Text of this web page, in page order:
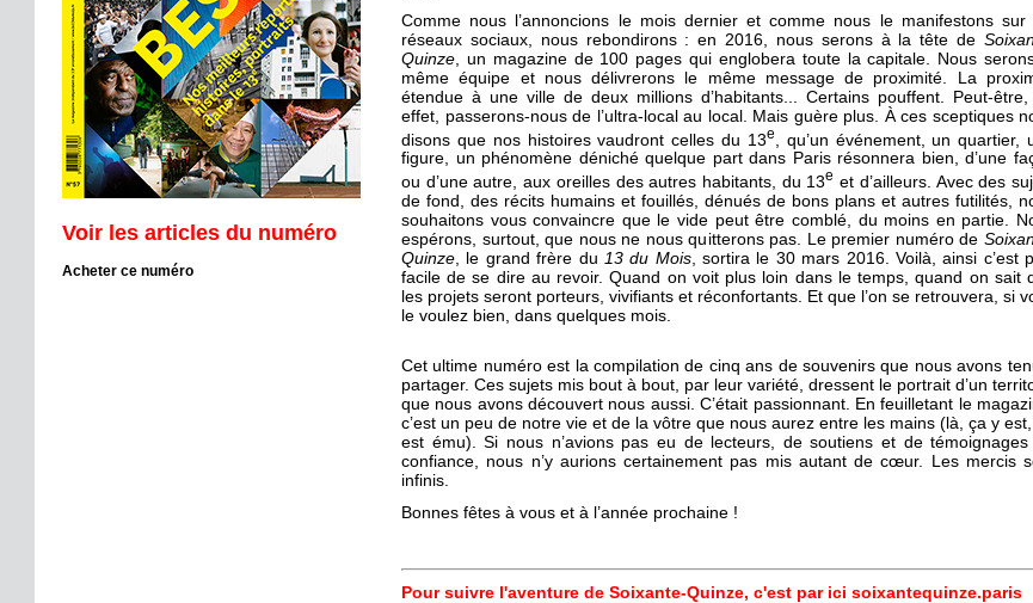
Voir les articles du numéro
Acheter ce numéro
Comme nous l’annoncions le mois dernier et comme nous le manifestons sur
réseaux sociaux, nous rebondirons : en 2016, nous serons à la tête de
Quinze , un magazine de 100 pages qui englobera toute la capitale. Nous
même équipe et nous délivrerons le même message de proximité. La
étendue à une ville de deux millions d’habitants... Certains pouffent. Peut-être,
effet, passerons-nous de l’ultra-local au local. Mais guère plus. À ces sceptiques
disons que nos histoires vaudront celles du 13e
, qu’un événement, un quartier,
figure, un phénomène déniché quelque part dans Paris résonnera bien, d’une
ou d’une autre, aux oreilles des autres habitants, du 13e et d’ailleurs. Avec des
de fond, des récits humains et fouillés, dénués de bons plans et autres futilités,
souhaitons vous convaincre que le vide peut être comblé, du moins en partie.
espérons, surtout, que nous ne nous quitterons pas. Le premier numéro de
Quinze , le grand frère du 13 du Mois, sortira le 30 mars 2016. Voilà, ainsi c’est
facile de se dire au revoir. Quand on voit plus loin dans le temps, quand on sait
les projets seront porteurs, vivifiants et réconfortants. Et que l’on se retrouvera, si
le voulez bien, dans quelques mois.
Cet ultime numéro est la compilation de cinq ans de souvenirs que nous avons
partager. Ces sujets mis bout à bout, par leur variété, dressent le portrait d’un
que nous avons découvert nous aussi. C’était passionnant. En feuilletant le
c’est un peu de notre vie et de la vôtre que nous aurez entre les mains (là, ça y
est ému). Si nous n’avions pas eu de lecteurs, de soutiens et de
confiance, nous n’y aurions certainement pas mis autant de cœur. Les mercis
infinis.
Bonnes fêtes à vous et à l’année prochaine !
Pour suivre l'aventure de Soixante-Quinze, c'est par ici soixantequinze.paris